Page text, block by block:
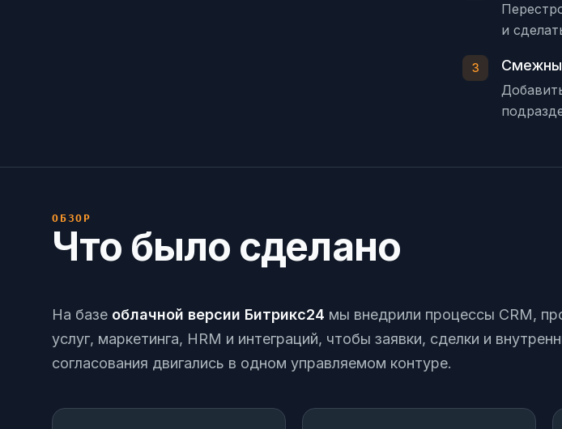
и
3
ОБЗОР
Что было сделано
На базе облачной версии Битрикс24 мы внедрили процессы CRM,
услуг, маркетинга, HRM и интеграций, чтобы заявки, сделки и
согласования двигались в одном управляемом контуре.